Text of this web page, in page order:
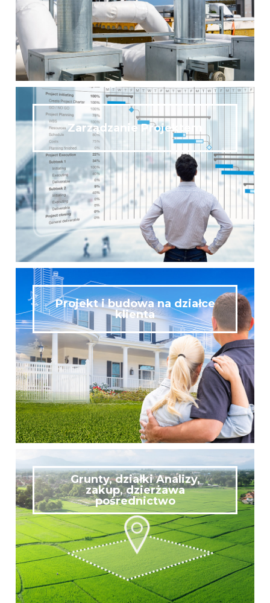
Zarządzanie Projektem
Projekt i budowa na działce
klienta
Grunty, działki Analizy,
zakup, dzierżawa
pośrednictwo